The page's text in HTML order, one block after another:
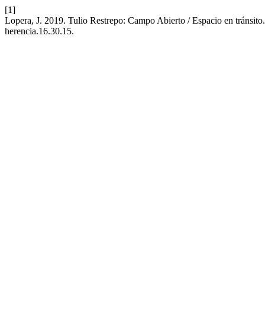
[1]
Lopera, J. 2019. Tulio Restrepo: Campo Abierto / Espacio en
herencia.16.30.15.